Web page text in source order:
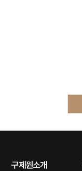
구제원소개